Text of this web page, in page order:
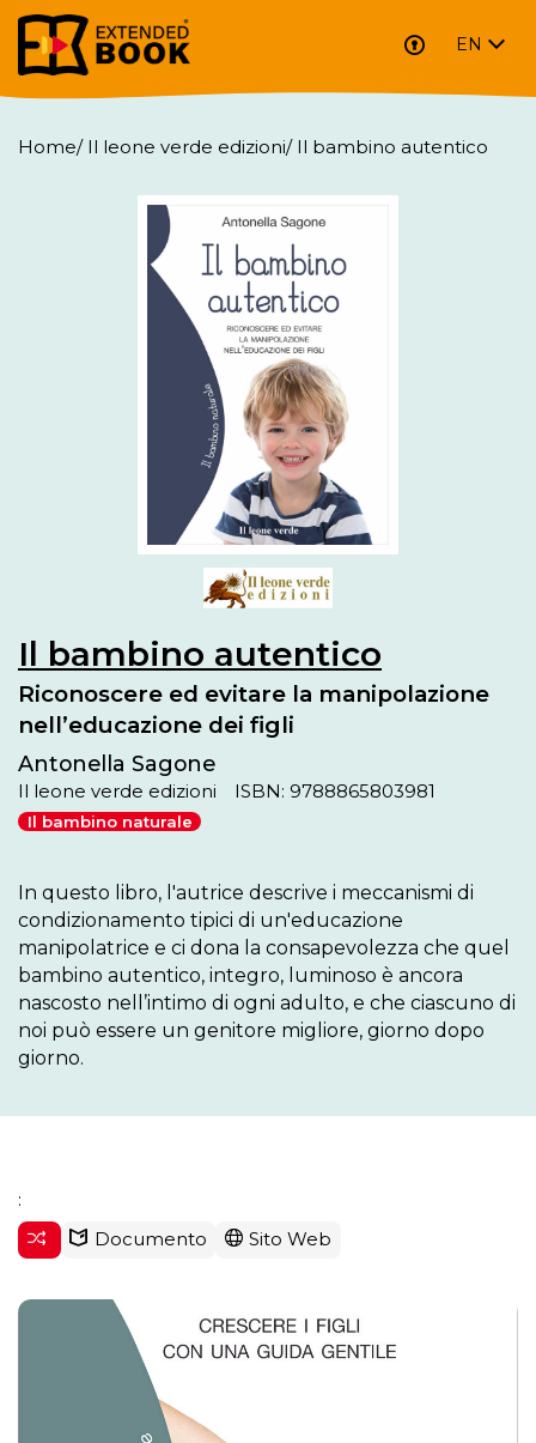
EN
Home/ Il leone verde edizioni/ Il bambino autentico
Il bambino autentico
Riconoscere ed evitare la manipolazione
nell’educazione dei figli
Antonella Sagone
Il leone verde edizioni ISBN: 9788865803981
Il bambino naturale
In questo libro, l'autrice descrive i meccanismi di
condizionamento tipici di un'educazione
manipolatrice e ci dona la consapevolezza che quel
bambino autentico, integro, luminoso è ancora
nascosto nell’intimo di ogni adulto, e che ciascuno di
noi può essere un genitore migliore, giorno dopo
giorno.
:
Documento
Sito Web